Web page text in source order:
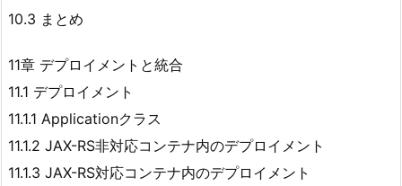
10.3 まとめ
11章 デプロイメントと統合
11.1 デプロイメント
11.1.1 Applicationクラス
11.1.2 JAX-RS非対応コンテナ内のデプロイメント
11.1.3 JAX-RS対応コンテナ内のデプロイメント